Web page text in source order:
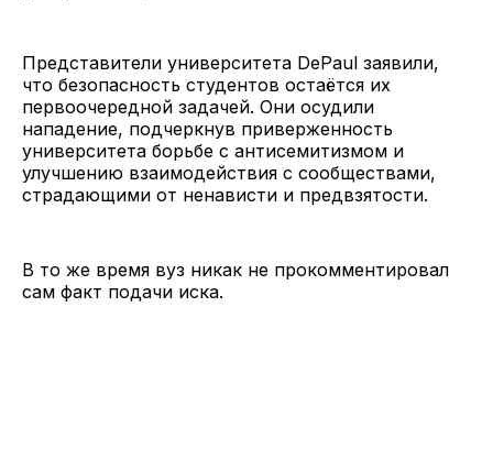
Представители университета DePaul заявили,
что безопасность студентов остаётся их
первоочередной задачей. Они осудили
нападение, подчеркнув приверженность
университета борьбе с антисемитизмом и
улучшению взаимодействия с сообществами,
страдающими от ненависти и предвзятости.
В то же время вуз никак не прокомментировал
сам факт подачи иска.